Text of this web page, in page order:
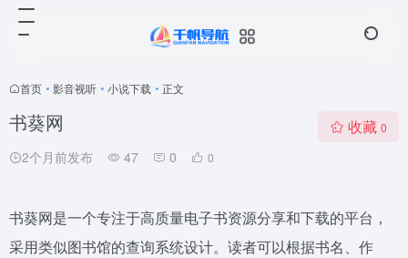
首页 • 影音视听 • 小说下载 • 正文
书葵网
2个月前发布 47 0 0
收藏 0
书葵网是一个专注于高质量电子书资源分享和下载的平台，
采用类似图书馆的查询系统设计。读者可以根据书名、作